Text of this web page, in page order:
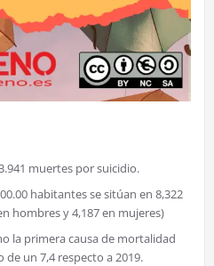
muertes por suicidio.
habitantesse sitúan en 8,322
hombres y 4,187 en mujeres)
la primera causa de mortalidad
de un 7,4 respecto a 2019.